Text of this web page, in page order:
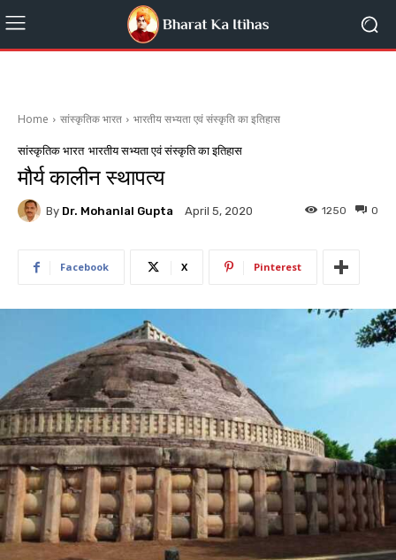
Home सांस्कृतिक भारत भारतीय सभ्यता एवं संस्कृति का इतिहास
सांस्कृतिक भारत भारतीय सभ्यता एवं संस्कृति का इतिहास
मौर्य कालीन स्थापत्य
By Dr. Mohanlal Gupta April 5, 2020 0
1250
Facebook X Pinterest